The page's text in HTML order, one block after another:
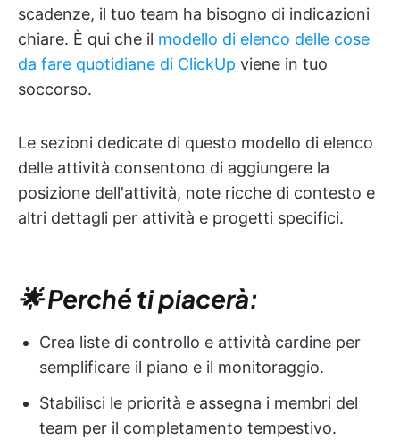
scadenze, il tuo team ha bisogno di indicazioni
chiare. È qui che il modello di elenco delle cose
da fare quotidiane di ClickUp viene in tuo
soccorso.
Le sezioni dedicate di questo modello di elenco
delle attività consentono di aggiungere la
posizione dell'attività, note ricche di contesto e
altri dettagli per attività e progetti specifici.
🌟 Perché ti piacerà:
Crea liste di controllo e attività cardine per
semplificare il piano e il monitoraggio.
Stabilisci le priorità e assegna i membri del
team per il completamento tempestivo.